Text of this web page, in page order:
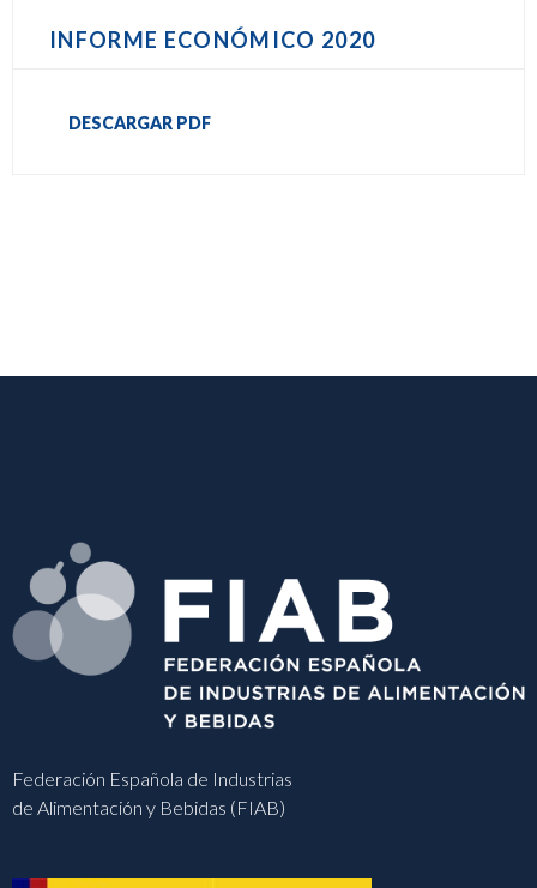
INFORME ECONÓMICO 2020
DESCARGAR PDF
Federación Española de Industrias
de Alimentación y Bebidas (FIAB)